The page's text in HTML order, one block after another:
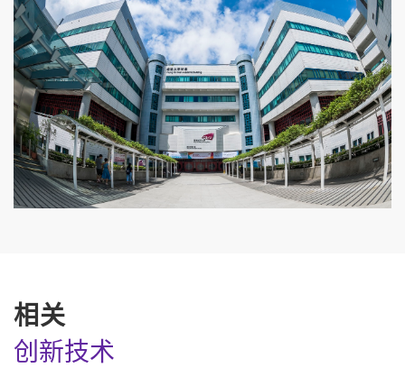
相关
创新技术